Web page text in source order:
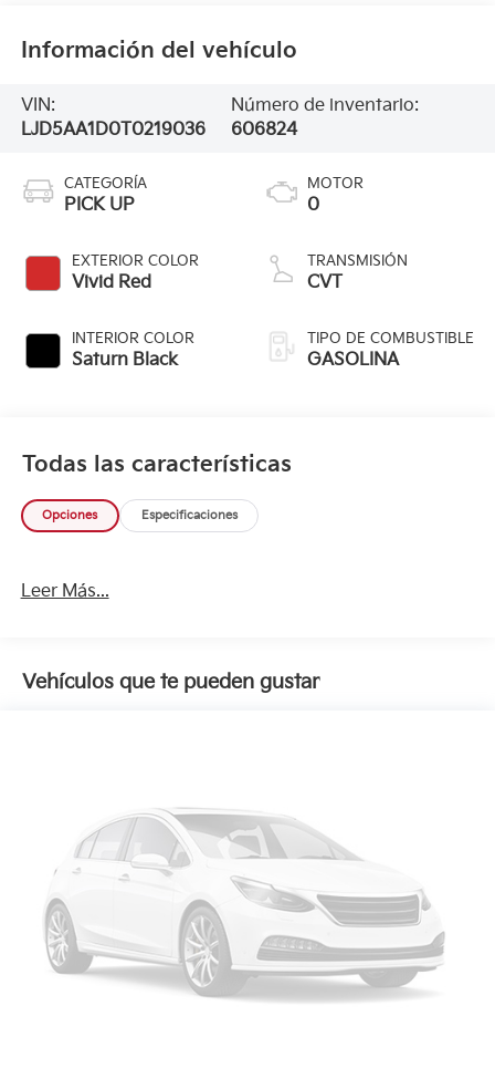
Información del vehículo
VIN:
LJD5AA1D0T0219036
Número de inventario:
606824
CATEGORÍA
PICK UP
EXTERIOR COLOR
Vivid Red
INTERIOR COLOR
Saturn Black
MOTOR
0
TRANSMISIÓN
CVT
TIPO DE COMBUSTIBLE
GASOLINA
Todas las características
Opciones Especificaciones
Leer Más...
Vehículos que te pueden gustar